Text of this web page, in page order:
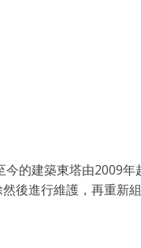
的建築東塔由2009
後進行維護，再重新